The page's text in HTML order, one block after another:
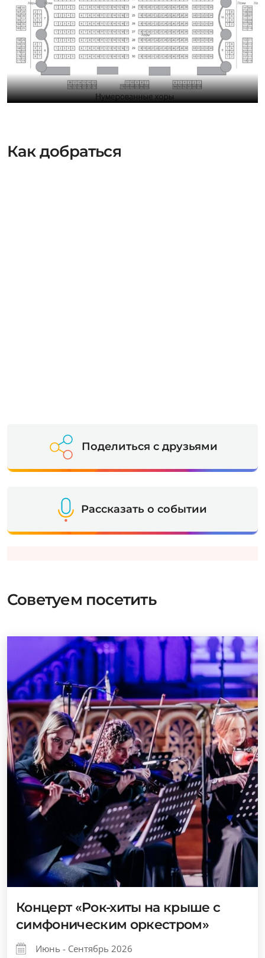
Как добраться
Поделиться с друзьями
Рассказать о событии
Советуем посетить
Концерт «Рок-хиты на крыше с
симфоническим оркестром»
Июнь - Сентябрь 2026